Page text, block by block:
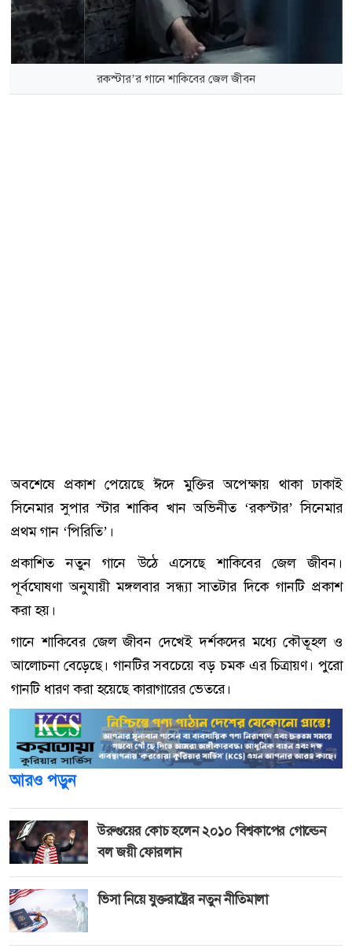
রকস্টার’র গানে শাকিবের জেল জীবন
অবশেষে প্রকাশ পেয়েছে ঈদে মুক্তির অপেক্ষায় থাকা ঢাকাই
সিনেমার সুপার স্টার শাকিব খান অভিনীত ‘রকস্টার’ সিনেমার
প্রথম গান ‘পিরিতি’।
প্রকাশিত নতুন গানে উঠে এসেছে শাকিবের জেল জীবন।
পূর্বঘোষণা অনুযায়ী মঙ্গলবার সন্ধ্যা সাতটার দিকে গানটি প্রকাশ
করা হয়।
গানে শাকিবের জেল জীবন দেখেই দর্শকদের মধ্যে কৌতূহল ও
আলোচনা বেড়েছে। গানটির সবচেয়ে বড় চমক এর চিত্রায়ণ। পুরো
গানটি ধারণ করা হয়েছে কারাগারের ভেতরে।
আরও পড়ুন
উরুগুয়ের কোচ হলেন ২০১০ বিশ্বকাপের গোল্ডেন
বল জয়ী ফোরলান
ভিসা নিয়ে যুক্তরাষ্ট্রের নতুন নীতিমালা